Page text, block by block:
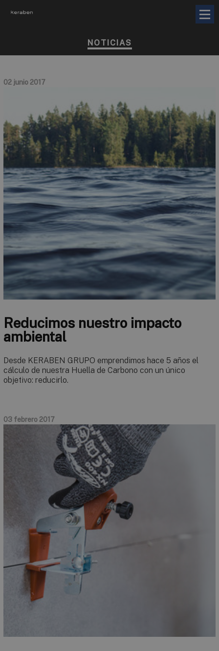
NOTICIAS
02 junio 2017
Reducimos nuestro impacto
ambiental
Desde KERABEN GRUPO emprendimos hace 5 años el
cálculo de nuestra Huella de Carbono con un único
objetivo: reducirlo.
03 febrero 2017